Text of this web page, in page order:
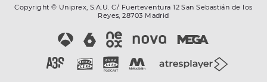
Copyright © Uniprex, S.A.U. C/ Fuerteventura 12 San Sebastián de los
Reyes, 28703 Madrid